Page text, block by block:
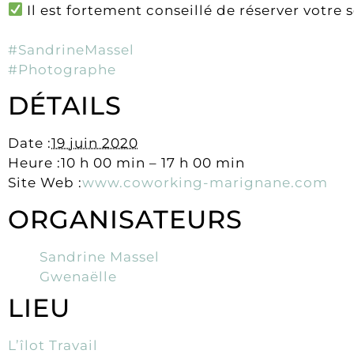
Il est fortement conseillé de réserver votre
#SandrineMassel
#Photographe
DÉTAILS
Date :19 juin 2020
Heure :10 h 00 min – 17 h 00 min
Site Web :www.coworking-marignane.com
ORGANISATEURS
Sandrine Massel
Gwenaëlle
LIEU
L’îlot Travail